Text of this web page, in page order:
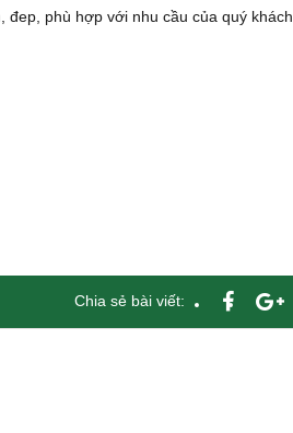
phù hợp với nhu cầu của quý khách
Chia sẻ bài viết: